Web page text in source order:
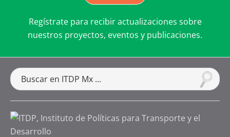
Regístrate para recibir actualizaciones sobre
nuestros proyectos, eventos y publicaciones.